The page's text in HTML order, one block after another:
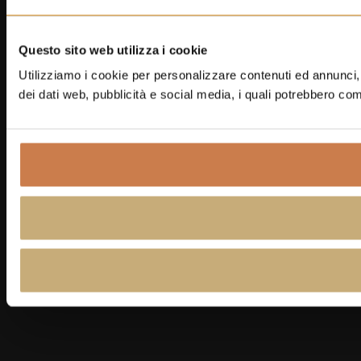
Questo sito web utilizza i cookie
Utilizziamo i cookie per personalizzare contenuti ed
dei dati web, pubblicità e social media, i quali potrebbero